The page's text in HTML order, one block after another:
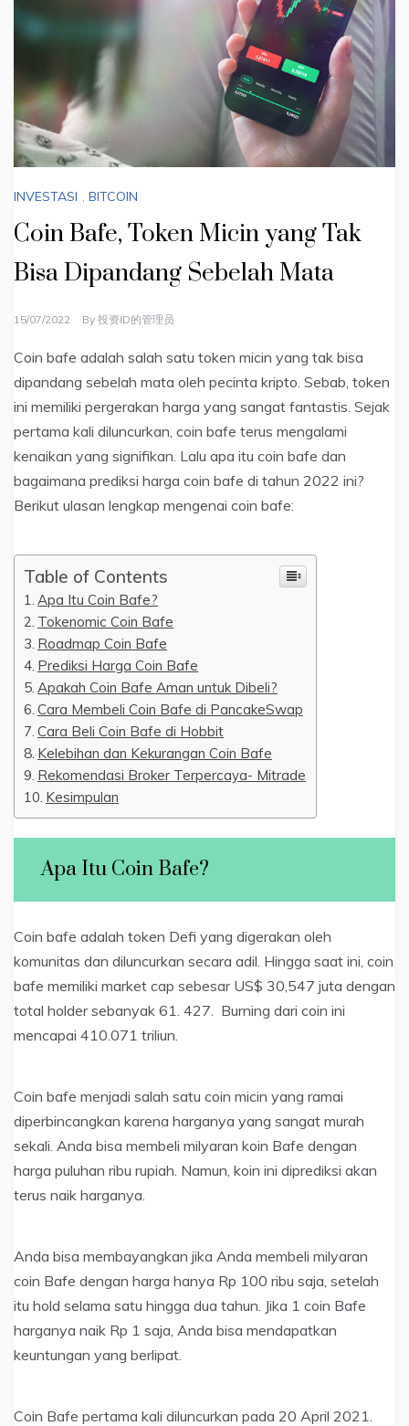
INVESTASI , BITCOIN
Coin Bafe, Token Micin yang Tak
Bisa Dipandang Sebelah Mata
15/07/2022 By 投资ID的管理员
Coin bafe adalah salah satu token micin yang tak bisa
dipandang sebelah mata oleh pecinta kripto. Sebab, token
ini memiliki pergerakan harga yang sangat fantastis. Sejak
pertama kali diluncurkan, coin bafe terus mengalami
kenaikan yang signifikan. Lalu apa itu coin bafe dan
bagaimana prediksi harga coin bafe di tahun 2022 ini?
Berikut ulasan lengkap mengenai coin bafe:
Table of Contents
Apa Itu Coin Bafe?
Tokenomic Coin Bafe
Roadmap Coin Bafe
Prediksi Harga Coin Bafe
Apakah Coin Bafe Aman untuk Dibeli?
Cara Membeli Coin Bafe di PancakeSwap
Cara Beli Coin Bafe di Hobbit
Kelebihan dan Kekurangan Coin Bafe
Rekomendasi Broker Terpercaya- Mitrade
Kesimpulan
Apa Itu Coin Bafe?
Coin bafe adalah token Defi yang digerakan oleh
komunitas dan diluncurkan secara adil. Hingga saat ini, coin
bafe memiliki market cap sebesar US$ 30,547 juta dengan
total holder sebanyak 61. 427. Burning dari coin ini
mencapai 410.071 triliun.
Coin bafe menjadi salah satu coin micin yang ramai
diperbincangkan karena harganya yang sangat murah
sekali. Anda bisa membeli milyaran koin Bafe dengan
harga puluhan ribu rupiah. Namun, koin ini diprediksi akan
terus naik harganya.
Anda bisa membayangkan jika Anda membeli milyaran
coin Bafe dengan harga hanya Rp 100 ribu saja, setelah
itu hold selama satu hingga dua tahun. Jika 1 coin Bafe
harganya naik Rp 1 saja, Anda bisa mendapatkan
keuntungan yang berlipat.
Coin Bafe pertama kali diluncurkan pada 20 April 2021.